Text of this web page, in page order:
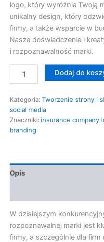
logo, który wyróżnia Twoją
unikalny design, który
firmy, a także wsparcie w
Nasze doświadczenie i
i rozpoznawalność marki.
Dodaj do
Kategoria: Tworzenie strony i
social media
Znaczniki: insurance company
branding
Opis
W dzisiejszym
rozpoznawalnej marki jest
firmy, a szczególnie dla